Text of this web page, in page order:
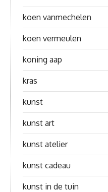
koen vanmechelen
koen vermeulen
koning aap
kras
kunst
kunst art
kunst atelier
kunst cadeau
kunst in de tuin